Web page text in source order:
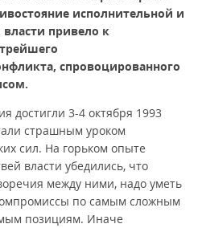
исполнительной и
привело к
спровоцированного
достигли 3-4 октября 1993
страшным уроком
сил. На горьком опыте
власти убедились, что
между ними, надо уметь
по самым сложным
позициям. Иначе